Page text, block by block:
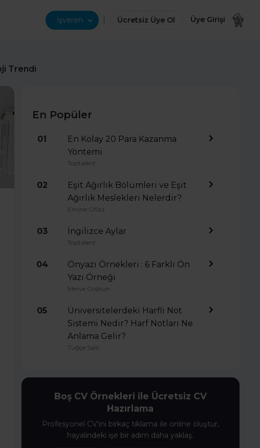
İşveren | Ücretsiz Üye Ol Üye Girişi
Trendi
En Popüler
01
En Kolay 20 Para Kazanma
Yöntemi
Toptalent
02
Eşit Ağırlık Bölümleri ve Eşit
Ağırlık Meslekleri Nelerdir?
Emine Oflaz
03 İngilizce Aylar
Toptalent
04
Önyazı Örnekleri : 6 Farklı Ön
Yazı Örneği
Merve Coşkun
05
Üniversitelerdeki Harfli Not
Sistemi Nedir? Harf Notları Ne
Anlama Gelir?
Tuğçe Salır
Boş CV Örnekleri ile Ücretsiz CV
Hazırlama
Profesyonel CV’ini birkaç tıklama ile online oluştur,
hayalindeki işe bir adım daha yaklaş.